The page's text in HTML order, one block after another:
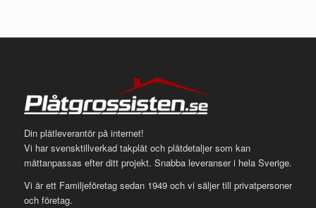
Din plåtleverantör på internet!
Vi har svensktillverkad takplåt och plåtdetaljer som kan
måttanpassas efter ditt projekt. Snabba leveranser i hela Sverige.
Vi är ett Familjeföretag sedan 1949 och vi säljer till privatpersoner
och företag.